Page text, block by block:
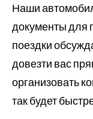
Наши
документы для
поездки
довезти вас
организовать
так будет